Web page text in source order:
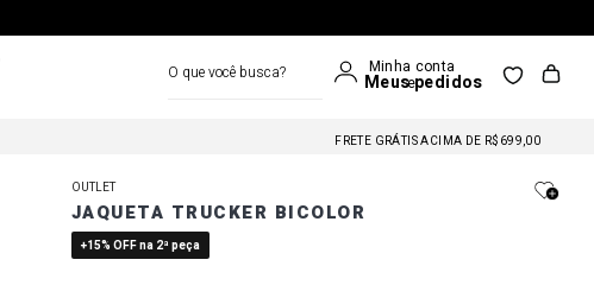
FRETE GRÁTIS ACIMA DE R$699,00
FRETE GRÁTIS NAS COMPRAS A PARTIR DE R$699
FRETE GRÁTIS ACIMA DE R$699,00
OUTLET
JAQUETA TRUCKER BICOLOR
+15% OFF na 2ª peça